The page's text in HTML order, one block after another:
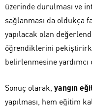
üzerinde durulması ve
sağlanması da oldukça
yapılacak olan
öğrendiklerini
belirlenmesine yardımcı
Sonuç olarak, yangın
yapılması, hem eğitim